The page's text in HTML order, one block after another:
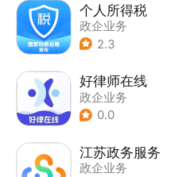
个人所得税
政企业务
2.3
好律师在线
政企业务
0.0
江苏政务服务
政企业务